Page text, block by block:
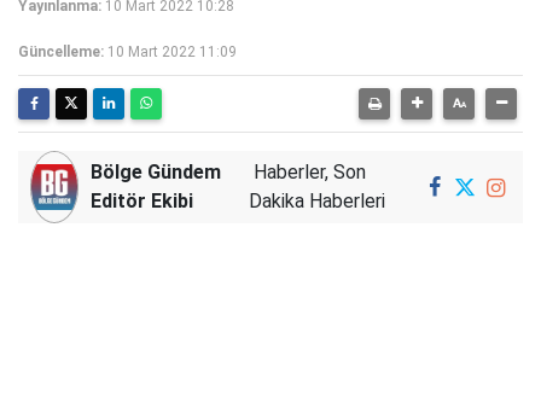
Yayınlanma: 10 Mart 2022 10:28
Güncelleme: 10 Mart 2022 11:09
Bölge Gündem
Editör Ekibi
Haberler, Son
Dakika Haberleri